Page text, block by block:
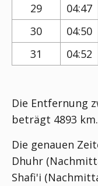
29
04:47
30
04:50
31
04:52
Die Entfernung
beträgt 4893 km.
Die genauen
Dhuhr
Shafi'i